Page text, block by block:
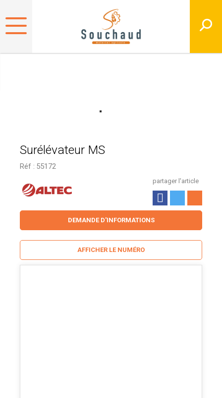
Surélévateur MS
Réf : 55172
partager l'article
DEMANDE D'INFORMATIONS
AFFICHER LE NUMÉRO